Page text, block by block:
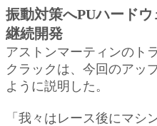
振動対策へPUハード
継続開発
アストンマーティンのト
クラックは、今回のアッ
ように説明した。
「我々はレース後にマシ